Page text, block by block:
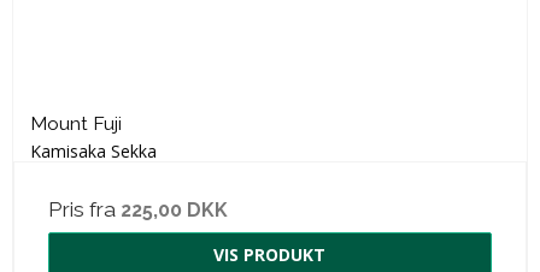
Mount Fuji
Kamisaka Sekka
Pris fra 225,00 DKK
VIS PRODUKT